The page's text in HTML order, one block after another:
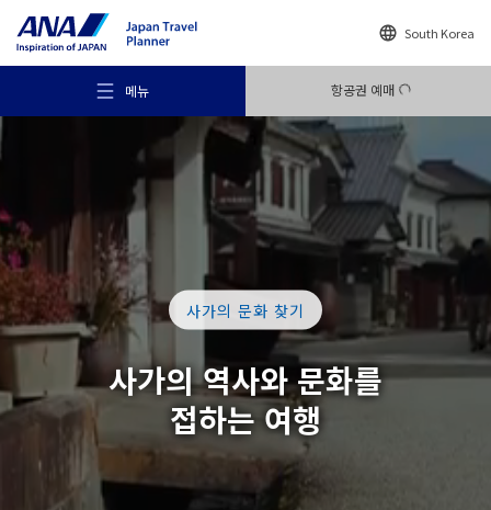
South Korea
메뉴 항공권 예매
추천 여행지
여행의 힌트
목적지
여행 정보
사가의 문화 찾기
사가의 역사와 문화를
접하는 여행